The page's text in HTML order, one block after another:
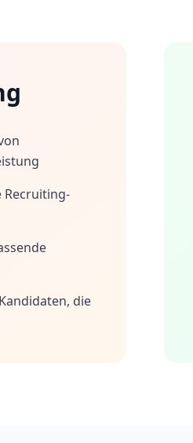
Recruiting-
die